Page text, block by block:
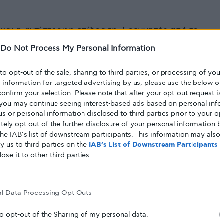
Do Not Process My Personal Information
opt-out of the sale, sharing to third parties, or processing of
information for targeted advertising by us, please use the below
your selection. Please note that after your opt-out request
may continue seeing interest-based ads based on personal
or personal information disclosed to third parties prior to your
opt-out of the further disclosure of your personal information
IAB’s list of downstream participants. This information may
us to third parties on the IAB’s List of Downstream Participants
it to other third parties.
Data Processing Opt Outs
opt-out of the Sharing of my personal data.
η αντίστροφη επίδραση. Ερευνητές από το
εξέθεσαν ανθρώπους με διαβήτη τύπου 2, σε
σε
περιλαμβάνει την παραμονή μέσα σε
που χρησιμοποιούν οι δύτες) που περιέχει
κατέληξε σεδραματική αύξηση της
κατά 40%, ένα αποτέλεσμα που για να συμβεί
θα απαιτούσε την απώλεια του 13% του
πωςόσο περισσότερο οξυγόνο παίρνουμε, τόσο
έχουμε.Θα μπορούσε το οξυγόνο να
άνθρωποι εμφανίζουν αντίσταση στην
και σε κανονικά υψόμετρα;